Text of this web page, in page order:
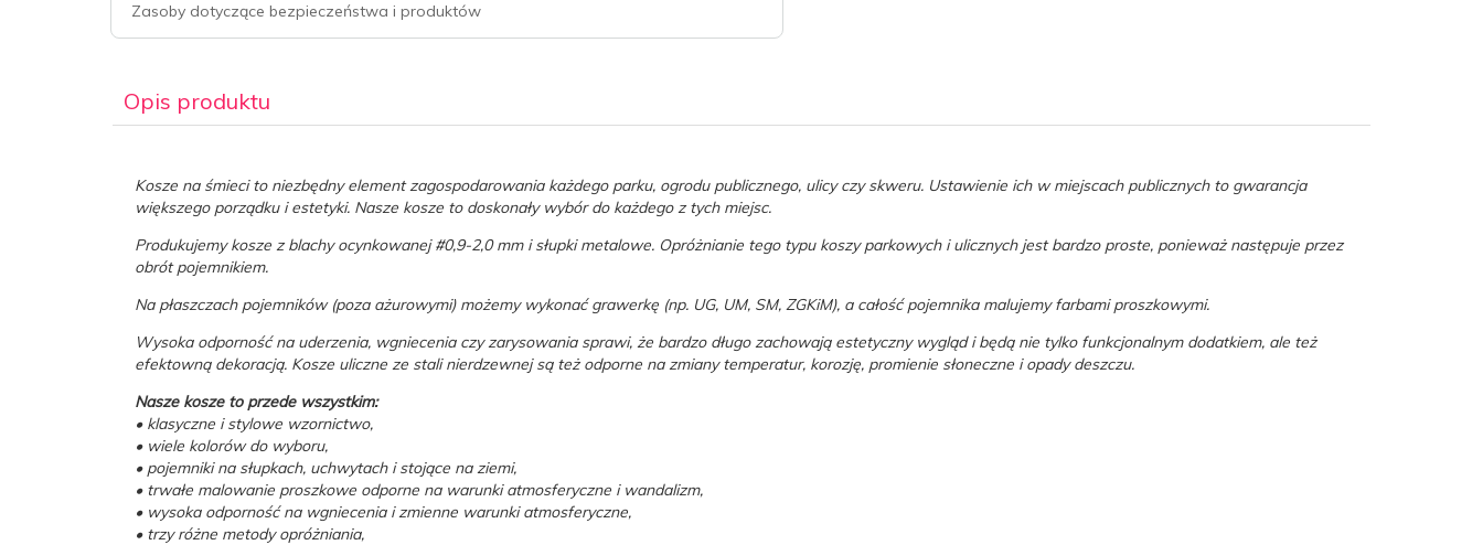
Zasoby dotyczące bezpieczeństwa i produktów
Opis produktu
Kosze na śmieci to niezbędny element zagospodarowania każdego parku, ogrodu publicznego, ulicy czy skweru. Ustawienie ich w miejscach publicznych to gwarancja
większego porządku i estetyki. Nasze kosze to doskonały wybór do każdego z tych miejsc.
Produkujemy kosze z blachy ocynkowanej #0,9-2,0 mm i słupki metalowe. Opróżnianie tego typu koszy parkowych i ulicznych jest bardzo proste, ponieważ następuje przez
obrót pojemnikiem.
Na płaszczach pojemników (poza ażurowymi) możemy wykonać grawerkę (np. UG, UM, SM, ZGKiM), a całość pojemnika malujemy farbami proszkowymi.
Wysoka odporność na uderzenia, wgniecenia czy zarysowania sprawi, że bardzo długo zachowają estetyczny wygląd i będą nie tylko funkcjonalnym dodatkiem, ale też
efektowną dekoracją. Kosze uliczne ze stali nierdzewnej są też odporne na zmiany temperatur, korozję, promienie słoneczne i opady deszczu.
Nasze kosze to przede wszystkim:
• klasyczne i stylowe wzornictwo,
• wiele kolorów do wyboru,
• pojemniki na słupkach, uchwytach i stojące na ziemi,
• trwałe malowanie proszkowe odporne na warunki atmosferyczne i wandalizm,
• wysoka odporność na wgniecenia i zmienne warunki atmosferyczne,
• trzy różne metody opróżniania,